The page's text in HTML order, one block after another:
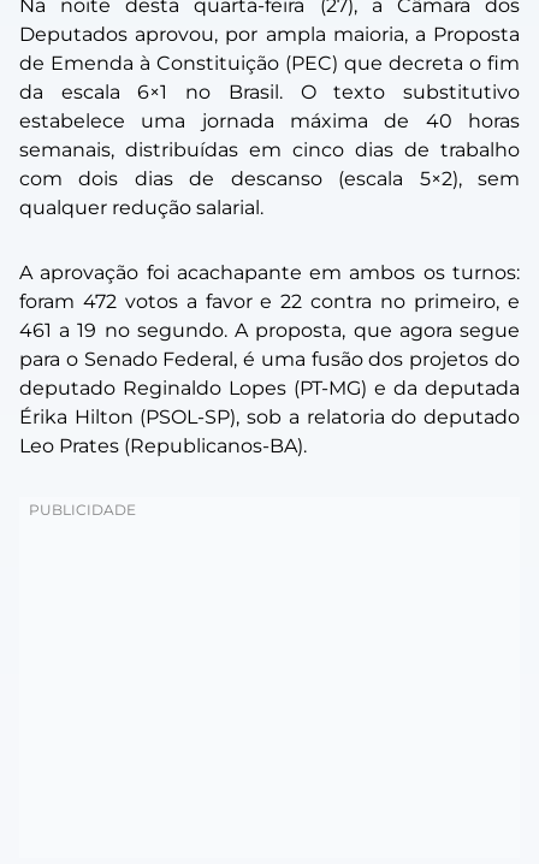
Na noite desta quarta-feira (27), a Câmara dos
Deputados aprovou, por ampla maioria, a Proposta
de Emenda à Constituição (PEC) que decreta o fim
da escala 6×1 no Brasil. O texto substitutivo
estabelece uma jornada máxima de 40 horas
semanais, distribuídas em cinco dias de trabalho
com dois dias de descanso (escala 5×2), sem
qualquer redução salarial.
A aprovação foi acachapante em ambos os turnos:
foram 472 votos a favor e 22 contra no primeiro, e
461 a 19 no segundo. A proposta, que agora segue
para o Senado Federal, é uma fusão dos projetos do
deputado Reginaldo Lopes (PT-MG) e da deputada
Érika Hilton (PSOL-SP), sob a relatoria do deputado
Leo Prates (Republicanos-BA).